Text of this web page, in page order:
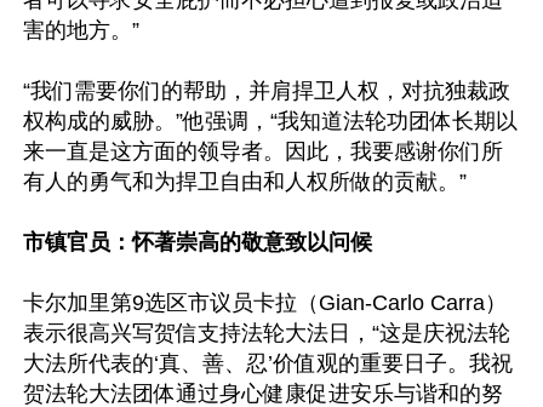
害的地方。”
“我们需要你们的帮助，并肩捍卫人权，对抗独裁政
权构成的威胁。”他强调，“我知道法轮功团体长期以
来一直是这方面的领导者。因此，我要感谢你们所
有人的勇气和为捍卫自由和人权所做的贡献。”
市镇官员：怀著崇高的敬意致以问候
卡尔加里第9选区市议员卡拉（Gian-Carlo Carra）
表示很高兴写贺信支持法轮大法日，“这是庆祝法轮
大法所代表的‘真、善、忍’价值观的重要日子。我祝
贺法轮大法团体通过身心健康促进安乐与谐和的努